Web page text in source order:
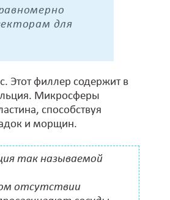
для
Этот филлер содержит в
Микросферы
способствуя
и морщин.
так называемой
отсутствии